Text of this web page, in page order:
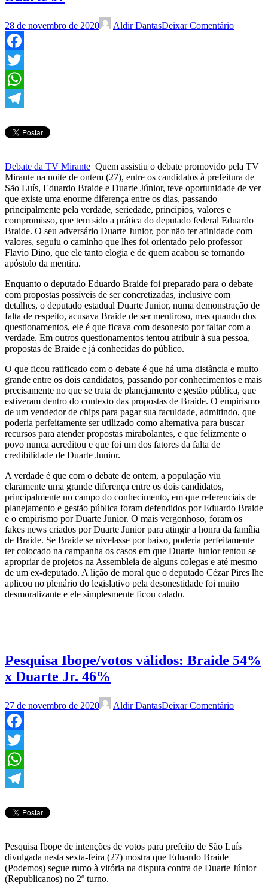
28 de novembro de 2020 Aldir DantasDeixar Comentário
Facebook
Twitter
WhatsApp
Debate da TV Mirante Quem assistiu o debate promovido pela TV
Mirante na noite de ontem (27), entre os candidatos à prefeitura de
São Luís, Eduardo Braide e Duarte Júnior, teve oportunidade de ver
que existe uma enorme diferença entre os dias, passando
principalmente pela verdade, seriedade, princípios, valores e
compromisso, que tem sido a prática do deputado federal Eduardo
Braide. O seu adversário Duarte Junior, por não ter afinidade com
valores, seguiu o caminho que lhes foi orientado pelo professor
Flavio Dino, que ele tanto elogia e de quem acabou se tornando
apóstolo da mentira.
Enquanto o deputado Eduardo Braide foi preparado para o debate
com propostas possíveis de ser concretizadas, inclusive com
detalhes, o deputado estadual Duarte Junior, numa demonstração de
falta de respeito, acusava Braide de ser mentiroso, mas quando dos
questionamentos, ele é que ficava com desonesto por faltar com a
verdade. Em outros questionamentos tentou atribuir à sua pessoa,
propostas de Braide e já conhecidas do público.
O que ficou ratificado com o debate é que há uma distância e muito
grande entre os dois candidatos, passando por conhecimentos e mais
precisamente no que se trata de planejamento e gestão pública, que
estiveram dentro do contexto das propostas de Braide. O empirismo
de um vendedor de chips para pagar sua faculdade, admitindo, que
poderia perfeitamente ser utilizado como alternativa para buscar
recursos para atender propostas mirabolantes, e que felizmente o
povo nunca acreditou e que foi um dos fatores da falta de
credibilidade de Duarte Junior.
A verdade é que com o debate de ontem, a população viu
claramente uma grande diferença entre os dois candidatos,
principalmente no campo do conhecimento, em que referenciais de
planejamento e gestão pública foram defendidos por Eduardo Braide
e o empirismo por Duarte Junior. O mais vergonhoso, foram os
fakes news criados por Duarte Junior para atingir a honra da família
de Braide. Se Braide se nivelasse por baixo, poderia perfeitamente
ter colocado na campanha os casos em que Duarte Junior tentou se
apropriar de projetos na Assembleia de alguns colegas e até mesmo
de um ex-deputado. A lição de moral que o deputado Cézar Pires lhe
aplicou no plenário do legislativo pela desonestidade foi muito
desmoralizante e ele simplesmente ficou calado.
Pesquisa Ibope/votos válidos: Braide 54%
x Duarte Jr. 46%
27 de novembro de 2020 Aldir DantasDeixar Comentário
Facebook
Twitter
WhatsApp
Pesquisa Ibope de intenções de votos para prefeito de São Luís
divulgada nesta sexta-feira (27) mostra que Eduardo Braide
(Podemos) segue rumo à vitória na disputa contra de Duarte Júnior
(Republicanos) no 2º turno.